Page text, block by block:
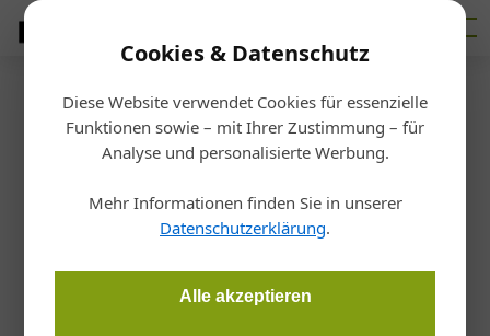
Cookies & Datenschutz
Diese Website verwendet Cookies für essenzielle
Funktionen sowie – mit Ihrer Zustimmung – für
Analyse und personalisierte Werbung.
Mehr Informationen finden Sie in unserer
Datenschutzerklärung.
Alle akzeptieren
Startseite/Holz
Professioneller Wetterschutz
Redaktion Color 09.08.2016, 12:14 Uhr
Neue Lasur und Wetterschutzfarbe auf Mattölbasis von einzA